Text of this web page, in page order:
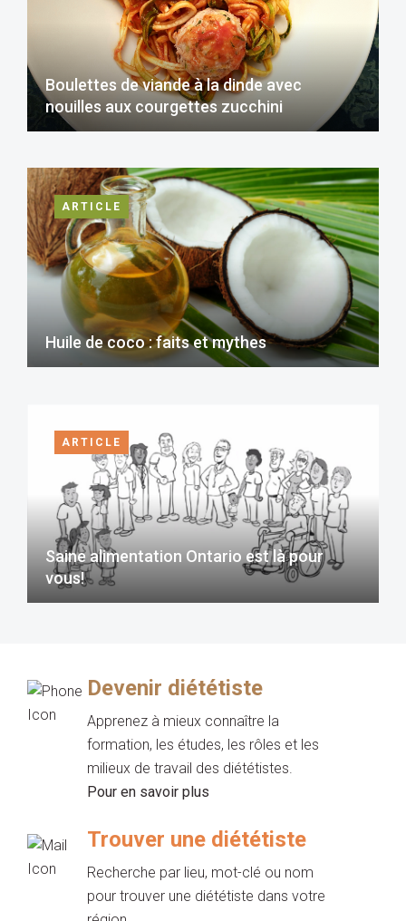
Boulettes de viande à la dinde avec
nouilles aux courgettes zucchini
ARTICLE
Huile de coco : faits et mythes
ARTICLE
Saine alimentation Ontario est là pour
vous!
Devenir diététiste
Apprenez à mieux connaître la
formation, les études, les rôles et les
milieux de travail des diététistes.
Pour en savoir plus
Trouver une diététiste
Recherche par lieu, mot-clé ou nom
pour trouver une diététiste dans votre